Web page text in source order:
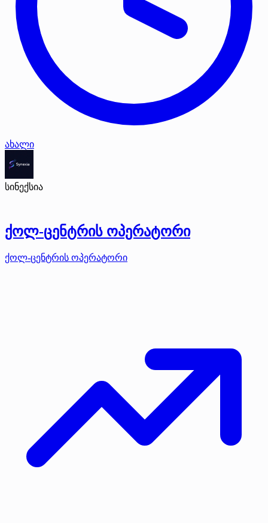
ახალი
სინექსია
ქოლ-ცენტრის ოპერატორი
ქოლ-ცენტრის ოპერატორი